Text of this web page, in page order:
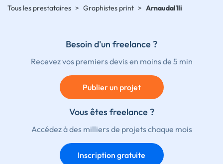
Tous les prestataires > Graphistes print > Arnaudal1li
Besoin d'un freelance ?
Recevez vos premiers devis en moins de 5 min
Publier un projet
Vous êtes freelance ?
Accédez à des milliers de projets chaque mois
Inscription gratuite